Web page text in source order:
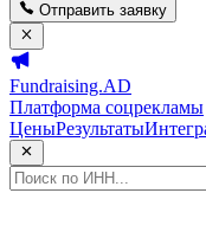
Отправить заявку
Fundraising.AD
Платформа соцрекламы
ЦеныРезультаты